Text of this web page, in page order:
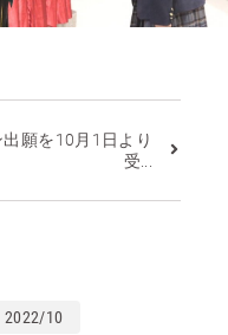
願を10月1日より
受...
2022/10